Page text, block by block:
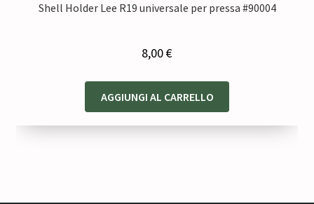
Shell Holder Lee R19 universale per pressa #90004
8,00€
AGGIUNGI AL CARRELLO